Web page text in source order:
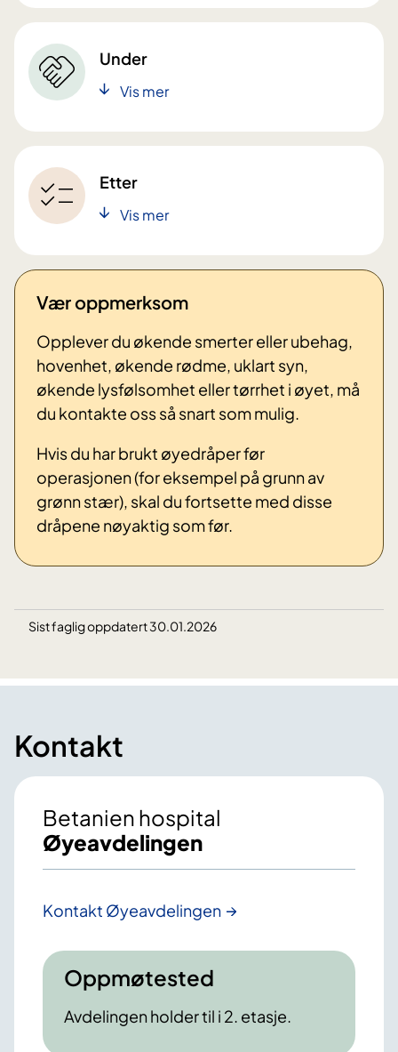
Under
Vis mer
Etter
Vis mer
Vær oppmerksom
Opplever du økende smerter eller ubehag,
hovenhet, økende rødme, uklart syn,
økende lysfølsomhet eller tørrhet i øyet, må
du kontakte oss så snart som mulig.
Hvis du har brukt øyedråper før
operasjonen (for eksempel på grunn av
grønn stær), skal du fortsette med disse
dråpene nøyaktig som før.
Sist faglig oppdatert 30.01.2026
Kontakt
Betanien hospital
Øyeavdelingen
Kontakt Øyeavdelingen
Oppmøtested
Avdelingen holder til i 2. etasje.